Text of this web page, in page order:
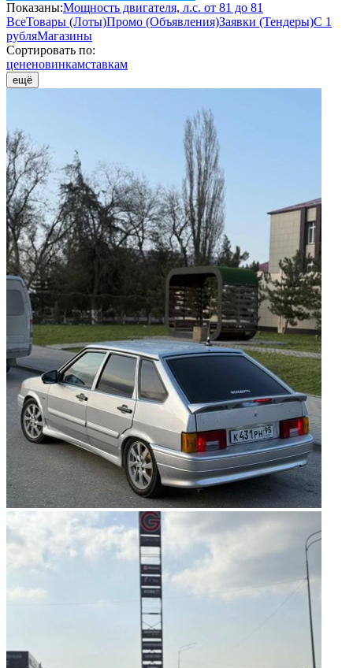
Показаны:Мощность двигателя, л.с. от 81 до 81
ВсеТовары (Лоты)Промо (Объявления)Заявки (Тендеры)С 1
рубляМагазины
Сортировать по:
цененовинкамставкам
ещё